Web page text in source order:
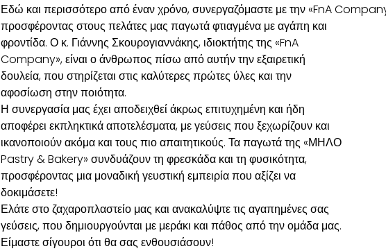
Εδώ και περισσότερο από έναν χρόνο, συνεργαζόμαστε με την «FnA
προσφέροντας στους πελάτες μας παγωτά φτιαγμένα με αγάπη και
φροντίδα. Ο κ. Γιάννης Σκουρογιαννάκης, ιδιοκτήτης της «FnA
Company», είναι ο άνθρωπος πίσω από αυτήν την εξαιρετική
δουλεία, που στηρίζεται στις καλύτερες πρώτες ύλες και την
αφοσίωση στην ποιότητα.
Η συνεργασία μας έχει αποδειχθεί άκρως επιτυχημένη και ήδη
αποφέρει εκπληκτικά αποτελέσματα, με γεύσεις που ξεχωρίζουν και
ικανοποιούν ακόμα και τους πιο απαιτητικούς. Τα παγωτά της «ΜΗΛΟ
Pastry & Bakery» συνδυάζουν τη φρεσκάδα και τη φυσικότητα,
προσφέροντας μια μοναδική γευστική εμπειρία που αξίζει να
δοκιμάσετε!
Ελάτε στο ζαχαροπλαστείο μας και ανακαλύψτε τις αγαπημένες σας
γεύσεις, που δημιουργούνται με μεράκι και πάθος από την ομάδα μας.
Είμαστε σίγουροι ότι θα σας ενθουσιάσουν!